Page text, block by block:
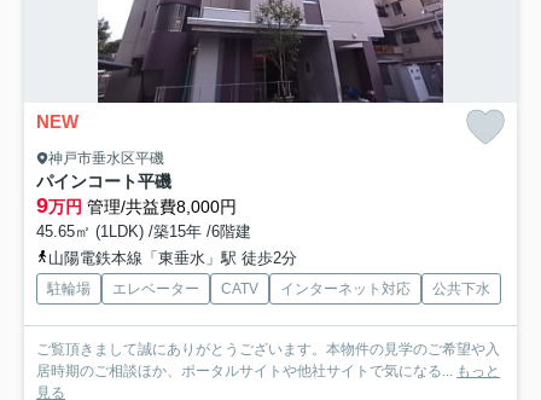
NEW
神戸市垂水区平磯
パインコート平磯
9万円 管理/共益費8,000円
45.65㎡ (1LDK) /築15年 /6階建
山陽電鉄本線「東垂水」駅 徒歩2分
駐輪場 エレベーター CATV インターネット対応 公共下水
ご覧頂きまして誠にありがとうございます。本物件の見学のご希望や入
居時期のご相談ほか、ポータルサイトや他社サイトで気になる...
もっと
見る